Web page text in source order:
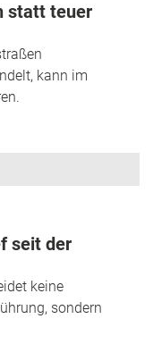
statt teuer
kann im
seit der
keine
sondern